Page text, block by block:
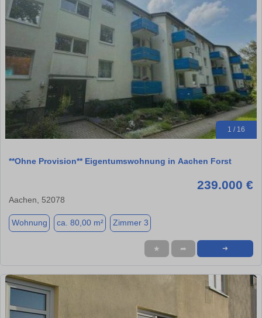
1 / 16
**Ohne Provision** Eigentumswohnung in Aachen Forst
239.000 €
Aachen, 52078
Wohnung ca. 80,00 m² Zimmer 3
★ ➦ ➜